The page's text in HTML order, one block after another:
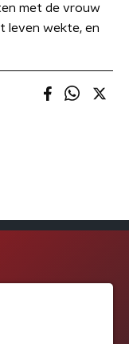
met de vrouw
leven wekte, en